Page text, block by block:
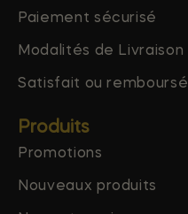
Paiement sécurisé
Modalités de Livraison
Satisfait ou remboursé
Produits
Promotions
Nouveaux produits